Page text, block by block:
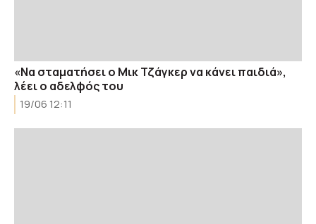
«Να σταματήσει ο Μικ Τζάγκερ να κάνει παιδιά»,
λέει ο αδελφός του
19/06 12:11